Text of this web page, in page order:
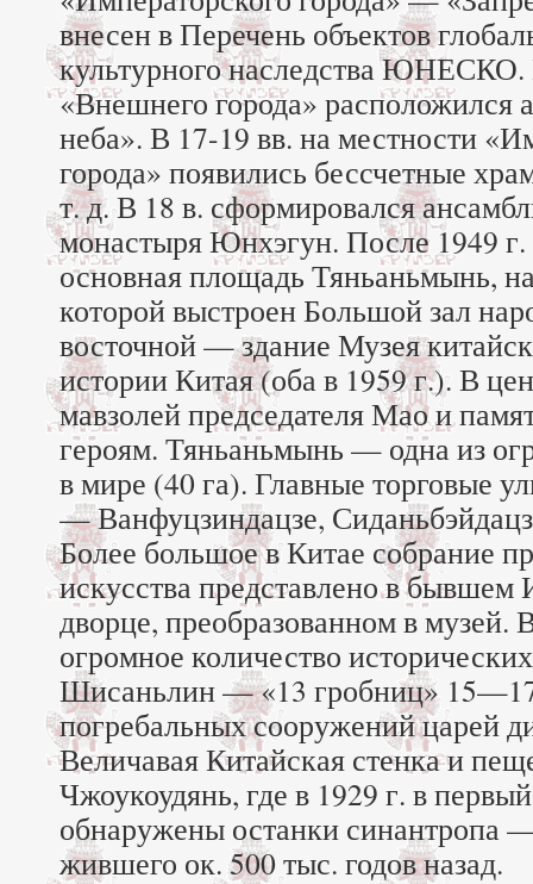
внесен в Перечень объектов
культурного наследства
«Внешнего города» расположился
неба». В 17-19 вв. на местности
города» появились бессчетные
т. д. В 18 в. сформировался
монастыря Юнхэгун. После 1949 г.
основная площадь Тяньаньмынь,
которой выстроен Большой зал
восточной — здание Музея
истории Китая (оба в 1959 г.). В
мавзолей председателя Мао и
героям. Тяньаньмынь — одна из
в мире (40 га). Главные торговые
— Ванфуцзиндацзе,
Более большое в Китае собрание
искусства представлено в бывшем
дворце, преобразованном в
огромное количество
Шисаньлин — «13 гробниц»
погребальных сооружений царей
Величавая Китайская стенка и
Чжоукоудянь, где в 1929 г. в
обнаружены останки синантропа
жившего ок. 500 тыс. годов назад.